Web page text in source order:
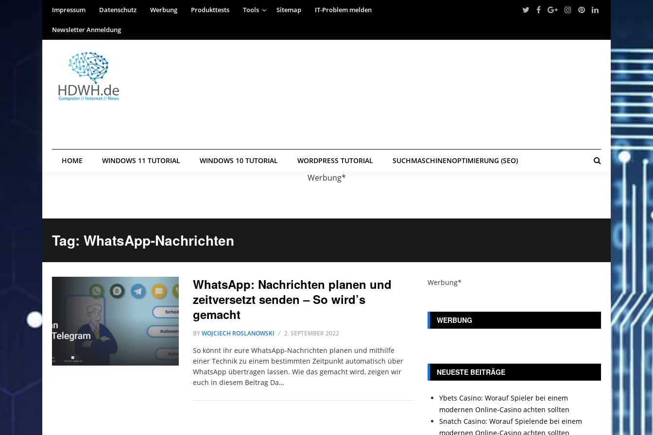
Impressum Datenschutz Werbung Produkttests Tools Sitemap IT-Problem melden
Newsletter Anmeldung
HOME WINDOWS 11 TUTORIAL WINDOWS 10 TUTORIAL WORDPRESS TUTORIAL SUCHMASCHINENOPTIMIERUNG (SEO)
Werbung*
Tag: WhatsApp-Nachrichten
WhatsApp: Nachrichten planen und
zeitversetzt senden – So wird’s
gemacht
BYWOJCIECH ROSLANOWSKI 2. SEPTEMBER 2022
So könnt ihr eure WhatsApp-Nachrichten planen und mithilfe
einer Technik zu einem bestimmten Zeitpunkt automatisch über
WhatsApp übertragen lassen. Wie das gemacht wird, zeigen wir
euch in diesem Beitrag Da…
Werbung*
WERBUNG
NEUESTE BEITRÄGE
Ybets Casino: Worauf Spieler bei einem
modernen Online-Casino achten sollten
Snatch Casino: Worauf Spielende bei einem
modernen Online-Casino achten sollten